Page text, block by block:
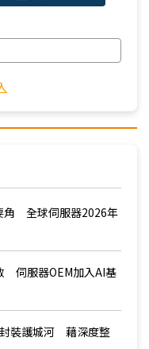
角 全球伺服器2026年
伺服器OEM加入AI基
裝護城河 藉深度整